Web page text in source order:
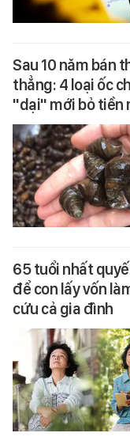
Sau 10 năm bán
thẳng: 4 loại ốc
"dại" mới bỏ tiền
65 tuổi nhất
để con lấy vốn
cứu cả gia đình